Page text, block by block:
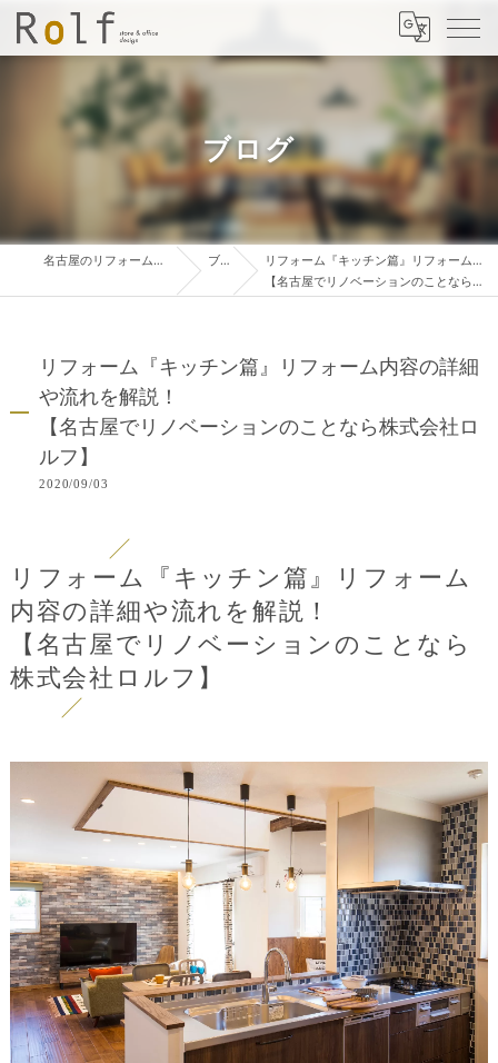
ブログ
名古屋のリフォームは株式会社ロルフ ブログ
リフォーム『キッチン篇』リフォーム内容の詳細や流れを解説！
【名古屋でリノベーションのことなら株式会社ロルフ】
リフォーム『キッチン篇』リフォーム内容の詳細
や流れを解説！
【名古屋でリノベーションのことなら株式会社ロ
ルフ】
2020/09/03
リフォーム『キッチン篇』リフォーム
内容の詳細や流れを解説！
【名古屋でリノベーションのことなら
株式会社ロルフ】